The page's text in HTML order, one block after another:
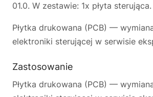
01.0. W zestawie: 1x płyta sterująca.
Płytka drukowana (PCB) —
elektroniki sterującej w serwisie
Zastosowanie
Płytka drukowana (PCB) —